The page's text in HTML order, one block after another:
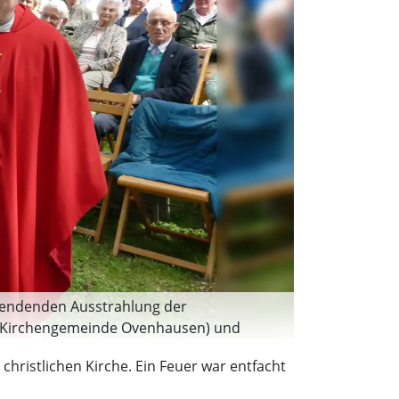
Ausstrahlung der
Ovenhausen) und
Kirche. Ein Feuer war entfacht